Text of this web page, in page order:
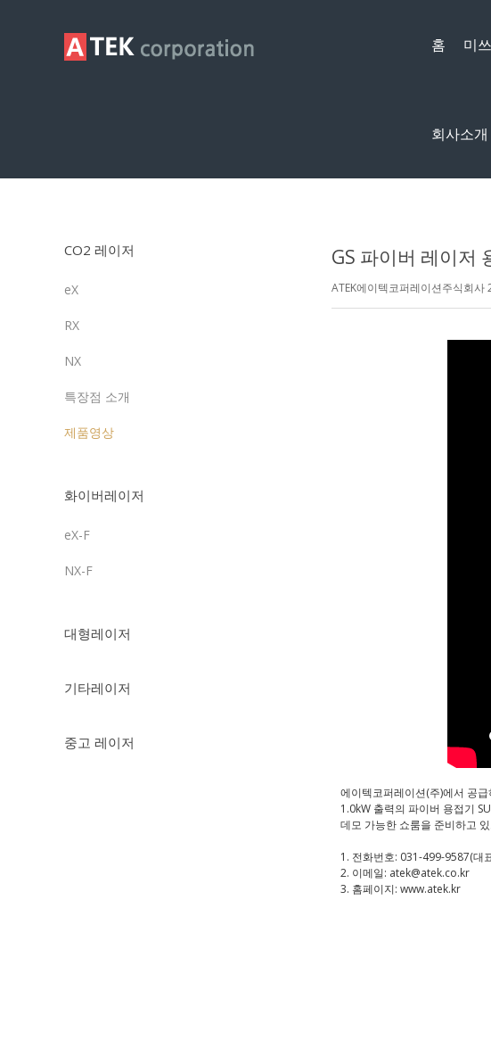
홈 미
회사소개
CO2 레이저
eX
RX
NX
특장점 소개
제품영상
화이버레이저
eX-F
NX-F
대형레이저
기타레이저
중고 레이저
GS 파이버 레이저
ATEK에이텍코퍼레이션주식회사
에이텍코퍼레이션(주)에서 공
1.0kW 출력의 파이버 용접기
데모 가능한 쇼룸을 준비하고
1. 전화번호: 031-499-9587(대
2. 이메일: atek@atek.co.kr
3. 홈페이지: www.atek.kr